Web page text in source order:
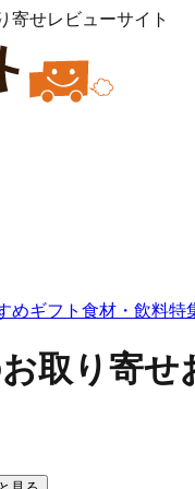
寄せレビューサイト
めギフト 食材・飲料特
取り寄せ